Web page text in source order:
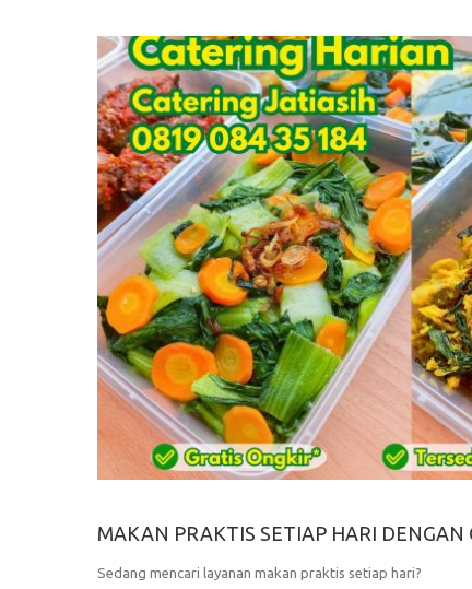
MAKAN PRAKTIS SETIAP HARI
Sedang mencari layanan makan praktis setiap hari?